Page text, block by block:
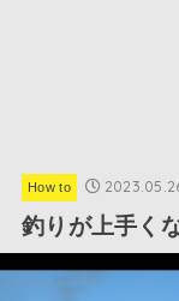
How to
釣りが上手く